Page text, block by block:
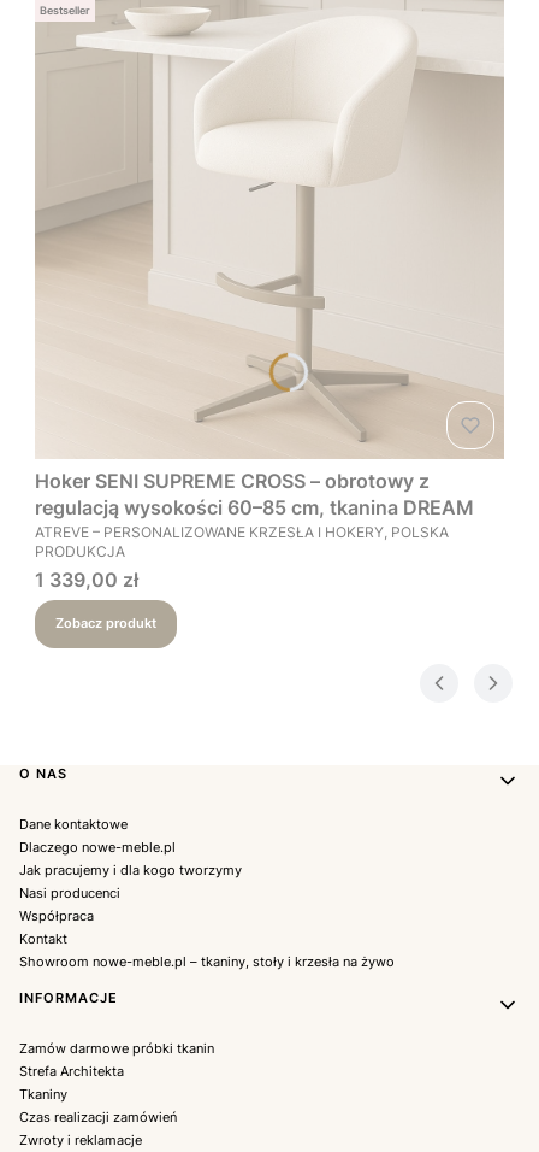
Bestseller
Hoker SENI SUPREME CROSS – obrotowy z
regulacją wysokości 60–85 cm, tkanina DREAM
PRODUCENT
ATREVE – PERSONALIZOWANE KRZESŁA I HOKERY, POLSKA
PRODUKCJA
Cena
1 339,00 zł
Zobacz produkt
Linki w stopce
O NAS
Dane kontaktowe
Dlaczego nowe-meble.pl
Jak pracujemy i dla kogo tworzymy
Nasi producenci
Współpraca
Kontakt
Showroom nowe-meble.pl – tkaniny, stoły i krzesła na żywo
INFORMACJE
Zamów darmowe próbki tkanin
Strefa Architekta
Tkaniny
Czas realizacji zamówień
Zwroty i reklamacje